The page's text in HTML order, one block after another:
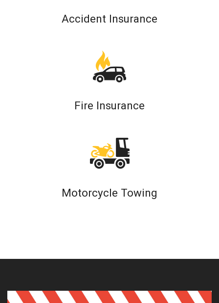
Accident Insurance
Fire Insurance
Motorcycle Towing